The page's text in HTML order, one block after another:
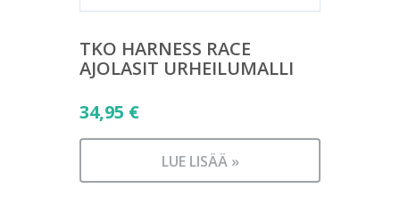
TKO HARNESS RACE
AJOLASIT URHEILUMALLI
34,95 €
LUE LISÄÄ »